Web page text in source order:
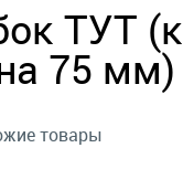
ТУТ
75 мм)
товары